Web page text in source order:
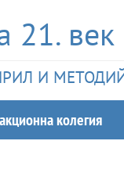
21. век
И
колегия